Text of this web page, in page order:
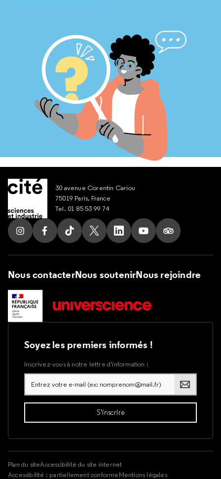
30 avenue Corentin Cariou
75019 Paris, France
Tel. 01 85 53 99 74
Suivez nous sur Instagram
Suivez nous sur Facebook
Suivez nous sur Tik Tok
Suivez nous sur X
Suivez nous sur LinkedIn
Suivez nous sur
Suivez nous
Nous contacterNous soutenirNous rejoindre
Soyez les premiers informés !
Inscrivez-vous à notre lettre d’information :
Plan du siteAccessibilité du site internet
Accessibilité : partiellement conformeMentions légales